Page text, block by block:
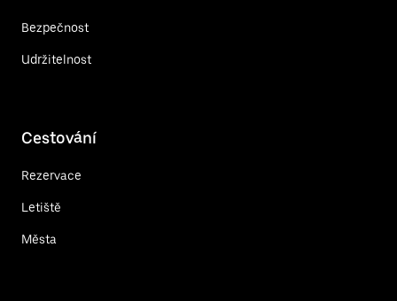
Bezpečnost
Udržitelnost
Cestování
Rezervace
Letiště
Města